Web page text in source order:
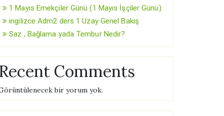
1 Mayıs Emekçiler Günü (1 Mayıs İşçiler Günü)
ingilizce Adm2 ders 1 Uzay Genel Bakış
Saz , Bağlama yada Tembur Nedir?
Recent Comments
bir yorum yok.